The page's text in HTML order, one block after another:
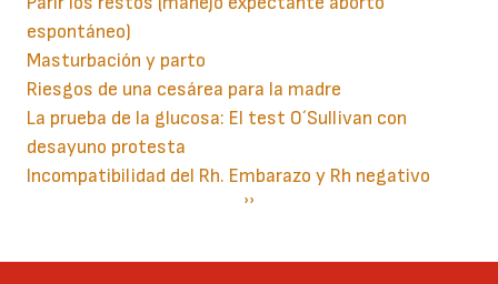
espontáneo)
Masturbación y parto
Riesgos de una cesárea para la madre
La prueba de la glucosa: El test O´Sullivan con
desayuno protesta
Incompatibilidad del Rh. Embarazo y Rh negativo
Siguiente
››